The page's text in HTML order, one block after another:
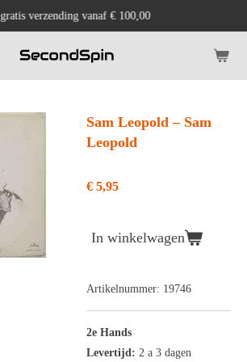
gratis verzending vanaf € 100,00
Sam Leopold ‎– Sam
Leopold
€ 5,95
In winkelwagen
Artikelnummer: 19746
2e Hands
Levertijd: 2 a 3 dagen